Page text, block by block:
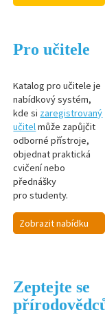
Pro učitele
Katalog pro učitele je
nabídkový systém,
kde si zaregistrovaný
učitelmůže zapůjčit
odborné přístroje,
objednat praktická
cvičení nebo
přednášky
pro studenty.
Zobrazit nabídku
Zeptejte se